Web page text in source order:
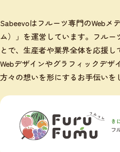
Sabeevoはフルーツ専門のWebメ
ム）」を運営しています。フルー
とで、生産者や業界全体を応援
Webデザインやグラフィックデザ
方々の想いを形にするお手伝いを